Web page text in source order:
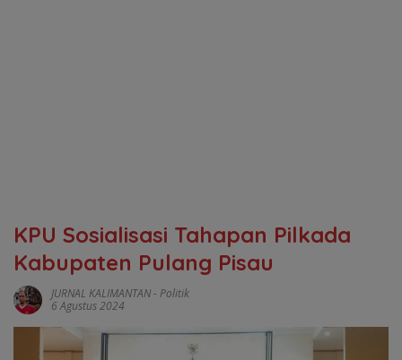
KPU Sosialisasi Tahapan Pilkada
Kabupaten Pulang Pisau
JURNAL KALIMANTAN- Politik
6 Agustus 2024